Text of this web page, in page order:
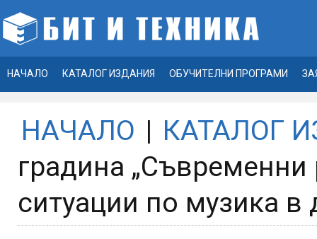
НАЧАЛО КАТАЛОГ ИЗДАНИЯ ОБУЧИТЕЛНИ ПРОГРАМИ
НАЧАЛО | КАТАЛОГ
градина „Съвременни
ситуации по музика в